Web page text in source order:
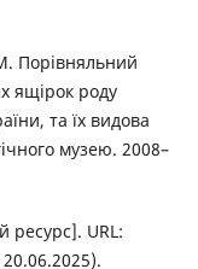
Порівняльний
ящірок роду
та їх видова
музею. 2008–
ресурс]. URL: